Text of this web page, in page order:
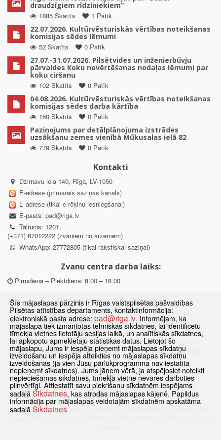
draudzīgiem rīdziniekiem”
1885 Skatīts
1 Patīk
22.07.2026. Kultūrvēsturiskās vērtības noteikšanas
komisijas sēdes lēmumi
52 Skatīts
0 Patīk
27.07.-31.07.2026. Pilsētvides un inženierbūvju
pārvaldes Koku novērtēšanas nodaļas lēmumi par
koku ciršanu
102 Skatīts
0 Patīk
04.08.2026. Kultūrvēsturiskās vērtības noteikšanas
komisijas sēdes darba kārtība
160 Skatīts
0 Patīk
Paziņojums par detālplānojuma izstrādes
uzsākšanu zemes vienībā Mūkusalas ielā 82
779 Skatīts
0 Patīk
Kontakti
Dzirnavu iela 140, Rīga, LV-1050
E-adrese (primārais saziņas kanāls)
E-adrese (tikai e-rēķinu iesniegšanai)
E-pasts: pad@riga.lv
Tālrunis: 1201,
(+371) 67012222 (zvaniem no ārzemēm)
WhatsApp: 27772805 (tikai rakstiskai saziņai)
Zvanu centra darba laiks:
Pirmdiena – Piektdiena: 8.00 – 18.00
Departamenta darba laiks:
Pirmdiena, Ceturtdiena: 8.30 – 18.00
Otrdiena, Trešdiena: 8.30 – 17.00
Piektdiena: 8.30 – 15.00
Klātienes konsultācijas pieejamas tikai ar iepriekšēju pierakstu.
Sākums Jaunumi Biežāk uzdotie jautājumi
Lapas karte
Sīkdatnes
Kontakti
© 2021 Rīgas valstspilsētas pašvaldības Pilsētas attīstības departaments.
Šīs mājaslapas pārzinis ir Rīgas valstspilsētas pašvaldības
Pilsētas attīstības departaments, kontaktinformācija:
elektroniskā pasta adrese: pad@riga.lv. Informējam, ka
mājaslapā tiek izmantotas tehniskās sīkdatnes, lai identificētu
tīmekļa vietnes lietotāju sesijas laikā, un analītiskās sīkdatnes,
lai apkopotu apmeklētāju statistikas datus. Lietojot šo
mājaslapu, Jums ir iespēja pieņemt mājaslapas sīkdatņu
izveidošanu un iespēja atteikties no mājaslapas sīkdatņu
izveidošanas (ja vien Jūsu pārlūkprogramma nav iestatīta
nepieņemt sīkdatnes). Jums jāņem vērā, ja atspējosiet noteikti
nepieciešamās sīkdatnes, tīmekļa vietne nevarēs darboties
pilnvērtīgi. Attiestatīt savu piekrišanu sīkdatnēm iespējams
sadaļā Sīkdatnes, kas atrodas mājaslapas kājenē. Papildus
informācija par mājaslapas veidotajām sīkdatnēm apskatāma
sadaļā Sīkdatnes